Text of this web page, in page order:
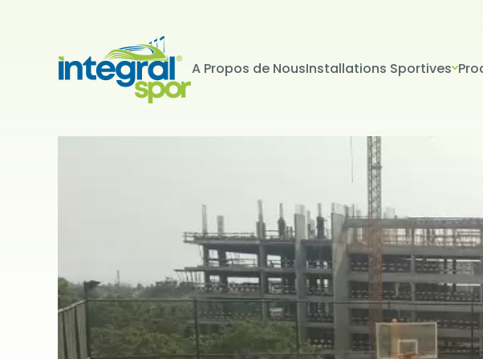
A Propos de NousInstallations Sportives
adlandırılacaktır.) tarafından
edenlerin gizliliğini korumak
Kullanımı Politikası (“Politika”),
tür çerezlerin hangi koşullarda
Çerezler, bilgisayarınız ya da
tarafından cihazınıza veya ağ
Genellikle ziyaret ettiğiniz internet
deneyim sunmak, sunulan
kullanılır ve bir internet sitesinde
kullanılmasını tercih etmezseniz
engelleyebilirsiniz. Ancak bunun
hatırlatmak isteriz. Tarayıcınızdan
çerez kullanımını kabul ettiğinizi
Projets Tous les projets